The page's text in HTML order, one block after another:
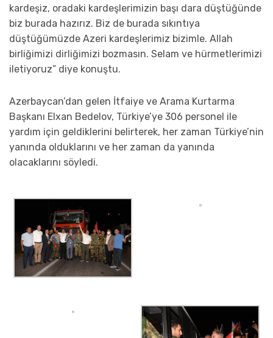
kardeşiz, oradaki kardeşlerimizin başı dara düştüğünde
biz burada hazırız. Biz de burada sıkıntıya
düştüğümüzde Azeri kardeşlerimiz bizimle. Allah
birliğimizi dirliğimizi bozmasın. Selam ve hürmetlerimizi
iletiyoruz” diye konuştu.
Azerbaycan’dan gelen İtfaiye ve Arama Kurtarma
Başkanı Elxan Bedelov, Türkiye’ye 306 personel ile
yardım için geldiklerini belirterek, her zaman Türkiye’nin
yanında olduklarını ve her zaman da yanında
olacaklarını söyledi.